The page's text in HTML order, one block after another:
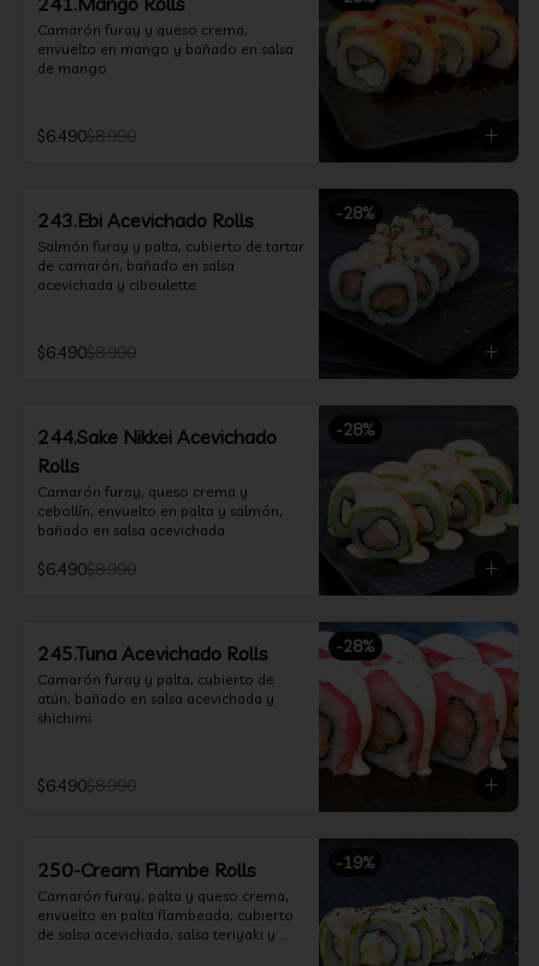
Camarón furay y queso crema,
envuelto en mango y bañado en salsa
de mango
$6.490$8.990
-28%
243.Ebi Acevichado Rolls
Salmón furay y palta, cubierto de tartar
de camarón, bañado en salsa
acevichada y ciboulette
$6.490$8.990
-28%
244.Sake Nikkei Acevichado
Rolls
Camarón furay, queso crema y
cebollín, envuelto en palta y salmón,
bañado en salsa acevichada
$6.490$8.990
-28%
245.Tuna Acevichado Rolls
Camarón furay y palta, cubierto de
atún, bañado en salsa acevichada y
shichimi
$6.490$8.990
-19%
250-Cream Flambe Rolls
Camarón furay, palta y queso crema,
envuelto en palta flambeada, cubierto
de salsa acevichada, salsa teriyaki y